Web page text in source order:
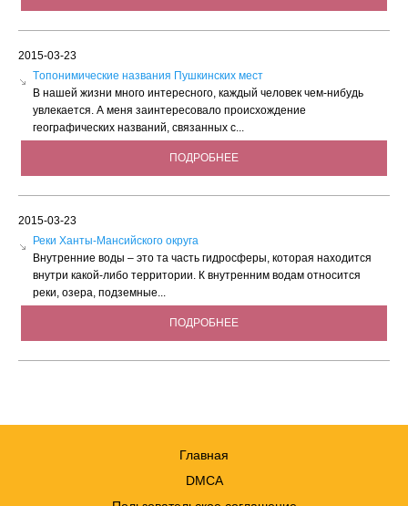
2015-03-23
Tопонимические названия Пушкинских мест
В нашей жизни много интересного, каждый человек чем-нибудь
увлекается. А меня заинтересовало происхождение
географических названий, связанных с...
ПОДРОБНЕЕ
2015-03-23
Реки Ханты-Мансийского округа
Внутренние воды – это та часть гидросферы, которая находится
внутри какой-либо территории. К внутренним водам относится
реки, озера, подземные...
ПОДРОБНЕЕ
Главная
DMCA